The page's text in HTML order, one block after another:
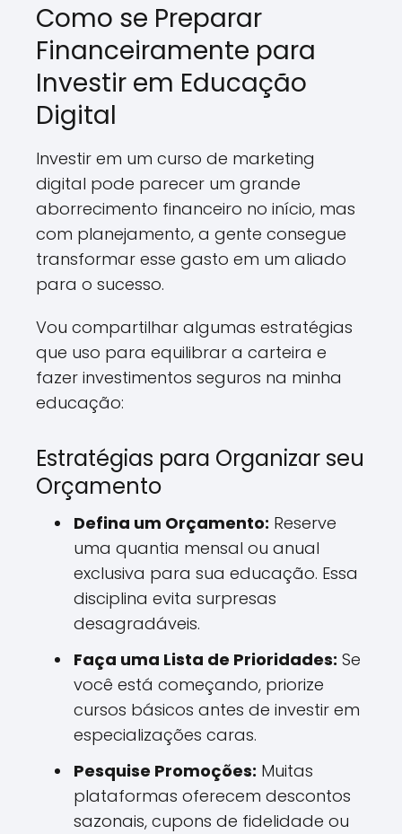
Como se Preparar
Financeiramente para
Investir em Educação
Digital
Investir em um curso de marketing
digital pode parecer um grande
aborrecimento financeiro no início, mas
com planejamento, a gente consegue
transformar esse gasto em um aliado
para o sucesso.
Vou compartilhar algumas estratégias
que uso para equilibrar a carteira e
fazer investimentos seguros na minha
educação:
Estratégias para Organizar seu
Orçamento
Defina um Orçamento: Reserve
uma quantia mensal ou anual
exclusiva para sua educação. Essa
disciplina evita surpresas
desagradáveis.
Faça uma Lista de Prioridades: Se
você está começando, priorize
cursos básicos antes de investir em
especializações caras.
Pesquise Promoções: Muitas
plataformas oferecem descontos
sazonais, cupons de fidelidade ou